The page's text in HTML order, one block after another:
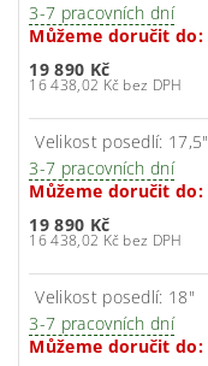
3-7 pracovních dní
Můžeme doručit do:
19 890 Kč
16 438,02 Kč bez DPH
Velikost posedlí: 17,5"
3-7 pracovních dní
Můžeme doručit do:
19 890 Kč
16 438,02 Kč bez DPH
Velikost posedlí: 18"
3-7 pracovních dní
Můžeme doručit do: